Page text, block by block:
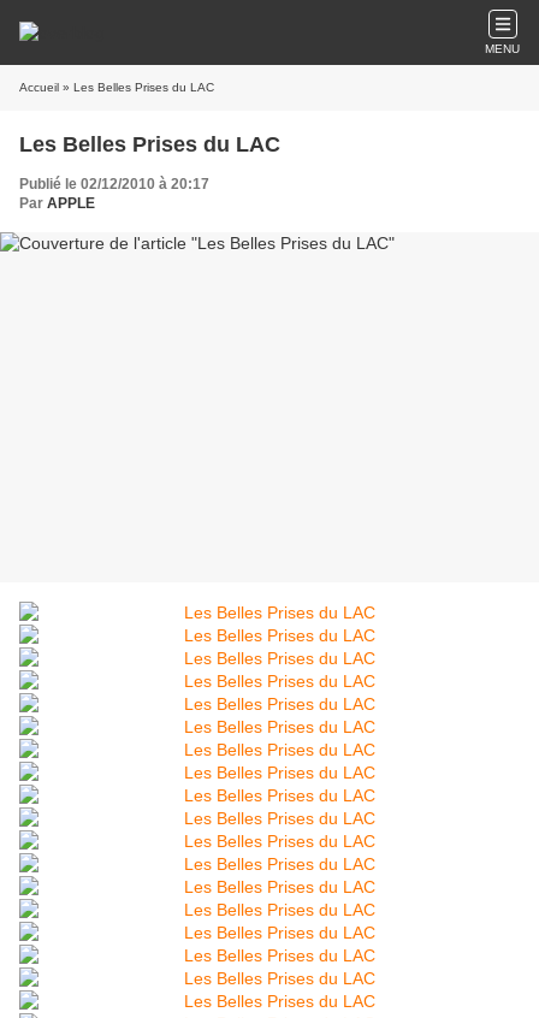
MENU
Accueil » Les Belles Prises du LAC
Les Belles Prises du LAC
Publié le 02/12/2010 à 20:17
Par APPLE